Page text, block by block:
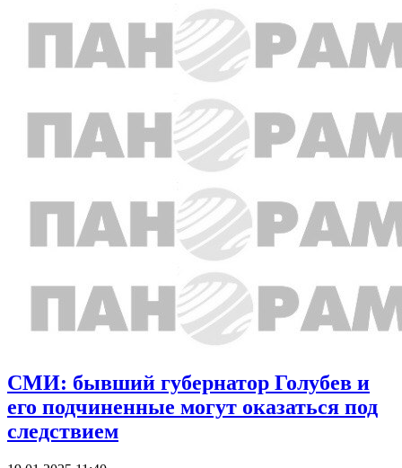
СМИ: бывший губернатор Голубев и
его подчиненные могут оказаться под
следствием